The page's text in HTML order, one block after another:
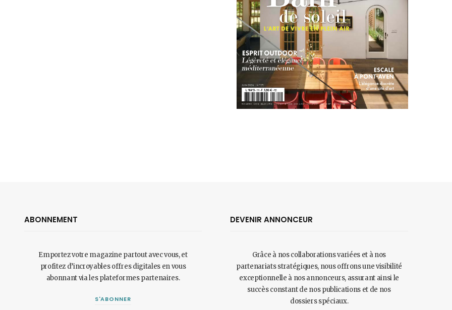
ABONNEMENT
Emportez votre magazine partout avec vous, et
profitez d’incroyables offres digitales en vous
abonnant via les plateformes partenaires.
S'ABONNER
DEVENIR ANNONCEUR
Grâce à nos collaborations variées et à nos
partenariats stratégiques, nous offrons une visibilité
exceptionnelle à nos annonceurs, assurant ainsi le
succès constant de nos publications et de nos
dossiers spéciaux.